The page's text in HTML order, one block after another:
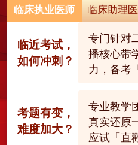
临床执业医师 临床助理
临近考试，
如何冲刺？
专门针对
播核心带
力，备考
考题有变，
难度加大？
专业教学
真实还原
应试「直